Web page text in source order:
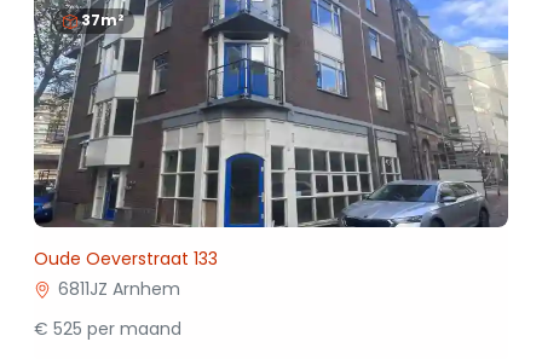
37m²
Oude Oeverstraat 133
6811JZ Arnhem
€ 525 per maand